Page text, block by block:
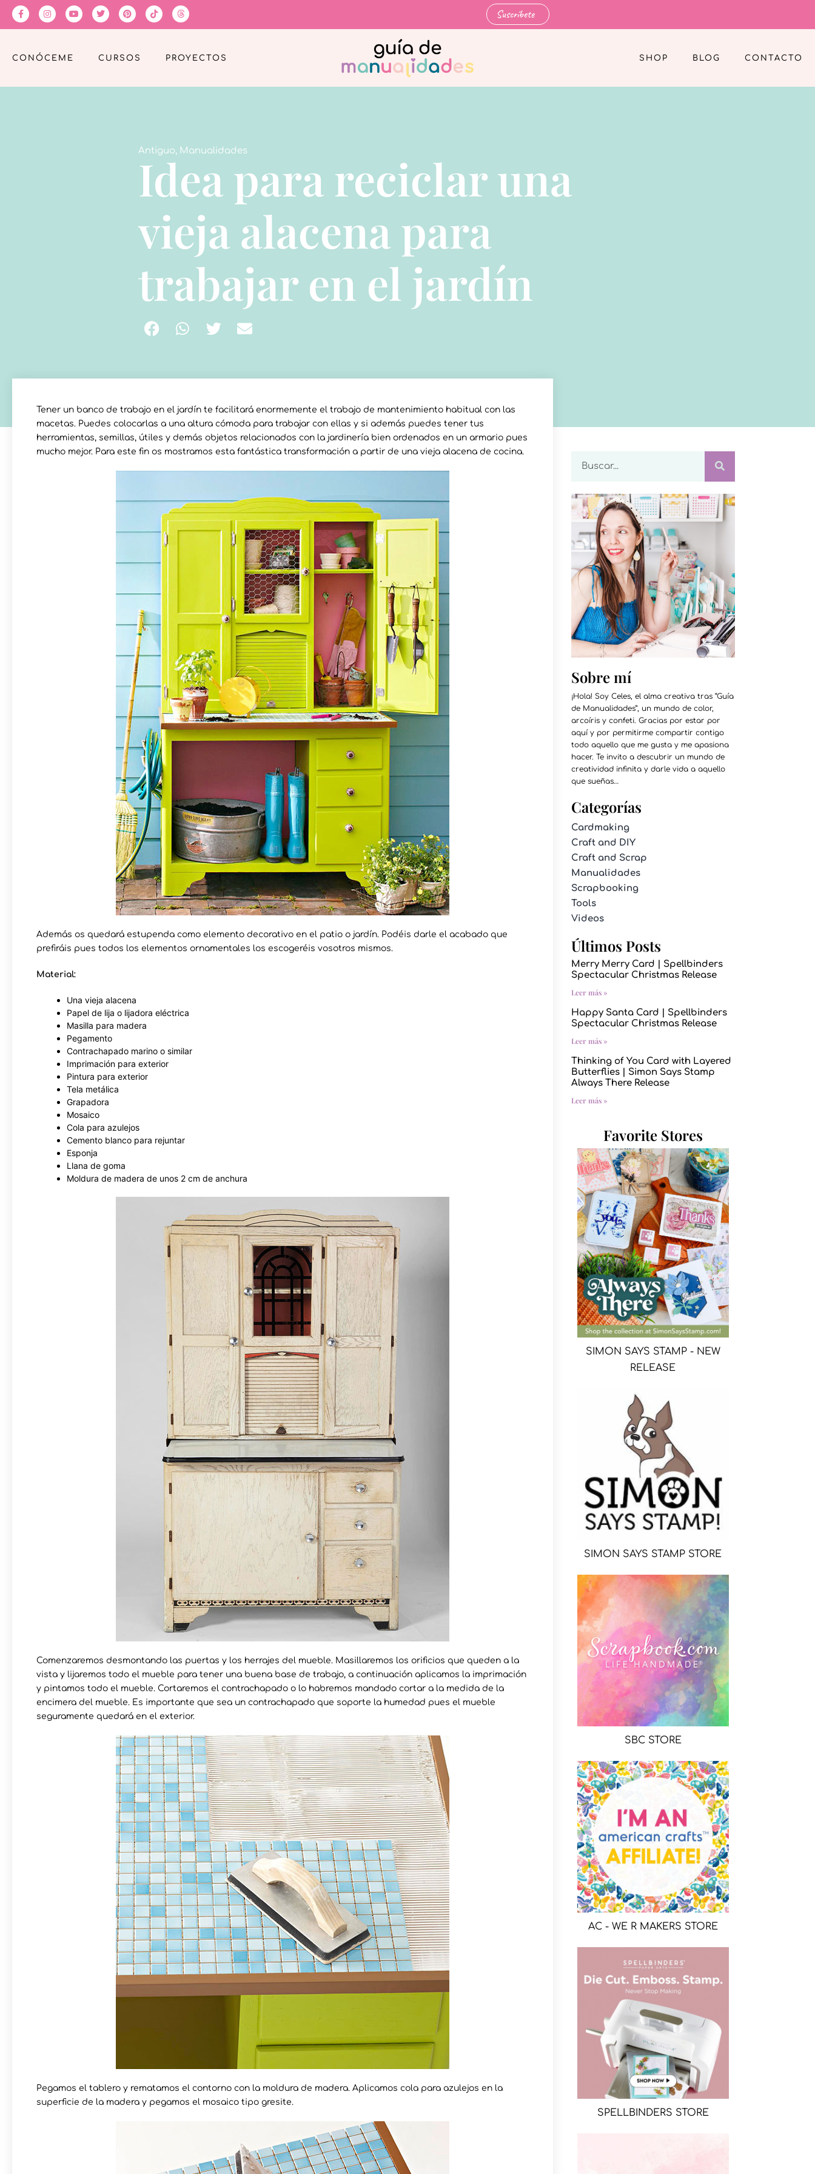
Suscríbete
CONÓCEME CURSOS PROYECTOS SHOP BLOG CONTACTO
Antiguo, Manualidades
Idea para reciclar una
vieja alacena para
trabajar en el jardín
Tener un banco de trabajo en el jardín te facilitará enormemente el trabajo de mantenimiento habitual con las
macetas. Puedes colocarlas a una altura cómoda para trabajar con ellas y si además puedes tener tus
herramientas, semillas, útiles y demás objetos relacionados con la jardinería bien ordenados en un armario pues
mucho mejor. Para este fin os mostramos esta fantástica transformación a partir de una vieja alacena de cocina.
Además os quedará estupenda como elemento decorativo en el patio o jardín. Podéis darle el acabado que
prefiráis pues todos los elementos ornamentales los escogeréis vosotros mismos.
Material:
Una vieja alacena
Papel de lija o lijadora eléctrica
Masilla para madera
Pegamento
Contrachapado marino o similar
Imprimación para exterior
Pintura para exterior
Tela metálica
Grapadora
Mosaico
Cola para azulejos
Cemento blanco para rejuntar
Esponja
Llana de goma
Moldura de madera de unos 2 cm de anchura
Comenzaremos desmontando las puertas y los herrajes del mueble. Masillaremos los orificios que queden a la
vista y lijaremos todo el mueble para tener una buena base de trabajo, a continuación aplicamos la imprimación
y pintamos todo el mueble. Cortaremos el contrachapado o lo habremos mandado cortar a la medida de la
encimera del mueble. Es importante que sea un contrachapado que soporte la humedad pues el mueble
seguramente quedará en el exterior.
Pegamos el tablero y rematamos el contorno con la moldura de madera. Aplicamos cola para azulejos en la
superficie de la madera y pegamos el mosaico tipo gresite.
Sobre mí
¡Hola! Soy Celes, el alma creativa tras “Guía
de Manualidades”, un mundo de color,
arcoíris y confeti. Gracias por estar por
aquí y por permitirme compartir contigo
todo aquello que me gusta y me apasiona
hacer. Te invito a descubrir un mundo de
creatividad infinita y darle vida a aquello
que sueñas…
Categorías
Cardmaking
Craft and DIY
Craft and Scrap
Manualidades
Scrapbooking
Tools
Videos
Últimos Posts
Merry Merry Card | Spellbinders
Spectacular Christmas Release
Leer más »
Happy Santa Card | Spellbinders
Spectacular Christmas Release
Leer más »
Thinking of You Card with Layered
Butterflies | Simon Says Stamp
Always There Release
Leer más »
Favorite Stores
SIMON SAYS STAMP - NEW
RELEASE
SIMON SAYS STAMP STORE
SBC STORE
AC - WE R MAKERS STORE
SPELLBINDERS STORE